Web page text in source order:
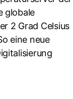
globale
2 Grad Celsius
eine neue